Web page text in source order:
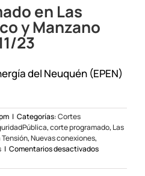
en Las
y Manzano
23
del Neuquén (EPEN)
| Categorías:Cortes
,corte programado, Las
,Nuevas conexiones,
| Comentarios desactivadosen
programado